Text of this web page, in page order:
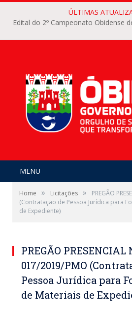
ÚLTIMAS
Edital do 2º Campeonato Obidense
MENU
Home » Licitações »
PREGÃO
(Contratação de Pessoa Jurídica para
de Expediente)
PREGÃO PRESENCIAL
017/2019/PMO
Pessoa Jurídica para
de Materiais de